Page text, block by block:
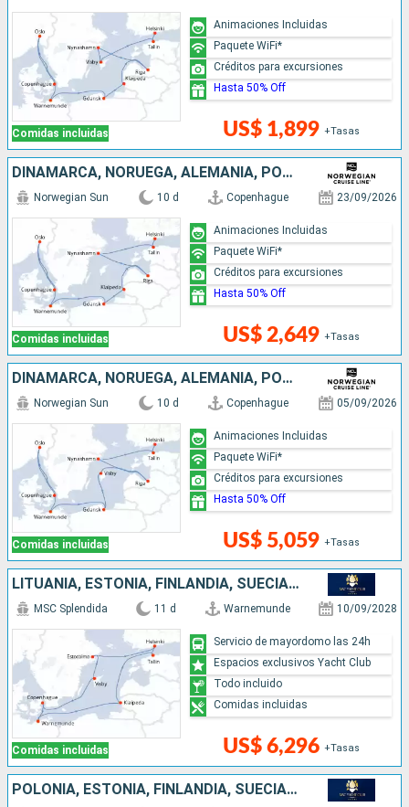
Comidas incluidas US$ 1,899 +Tasas
Animaciones Incluidas
Paquete WiFi*
Créditos para excursiones
Hasta 50% Off
DINAMARCA, NORUEGA, ALEMANIA, POLONIA, LITUANIA, LETONIA, SUECIA, ESTONIA, FINLANDIA
Comidas incluidas
Norwegian Sun 10 d Copenhague 23/09/2026
US$ 2,649 +Tasas
Animaciones Incluidas
Paquete WiFi*
Créditos para excursiones
Hasta 50% Off
DINAMARCA, NORUEGA, ALEMANIA, POLONIA, LETONIA, SUECIA, ESTONIA, FINLANDIA
Comidas incluidas
Norwegian Sun 10 d Copenhague 05/09/2026
US$ 5,059 +Tasas
Animaciones Incluidas
Paquete WiFi*
Créditos para excursiones
Hasta 50% Off
LITUANIA, ESTONIA, FINLANDIA, SUECIA, DINAMARCA, ALEMANIA
Comidas incluidas
MSC Splendida 11 d Warnemunde 10/09/2028
US$ 6,296 +Tasas
Servicio de mayordomo las 24h
Espacios exclusivos Yacht Club
Todo incluido
Comidas incluidas
POLONIA, ESTONIA, FINLANDIA, SUECIA, DINAMARCA, ALEMANIA